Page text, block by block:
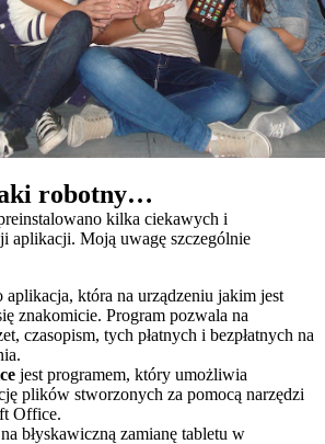
robotny…
kilka ciekawych i
aplikacji. Moją uwagę szczególnie
aplikacja, która na urządzeniu jakim jest
znakomicie. Program pozwala na
czasopism, tych płatnych i bezpłatnych na
jest programem, który umożliwia
plików stworzonych za pomocą narzędzi
Office.
błyskawiczną zamianę tabletu w